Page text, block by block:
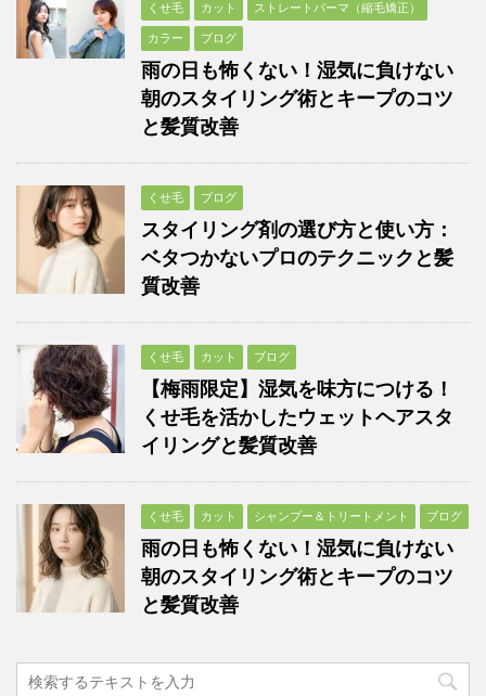
くせ毛 カット ストレートパーマ（縮毛矯正）
カラー ブログ
雨の日も怖くない！湿気に負けない
朝のスタイリング術とキープのコツ
と髪質改善
くせ毛 ブログ
スタイリング剤の選び方と使い方：
ベタつかないプロのテクニックと髪
質改善
くせ毛 カット ブログ
【梅雨限定】湿気を味方につける！
くせ毛を活かしたウェットヘアスタ
イリングと髪質改善
くせ毛 カット シャンプー＆トリートメント ブログ
雨の日も怖くない！湿気に負けない
朝のスタイリング術とキープのコツ
と髪質改善